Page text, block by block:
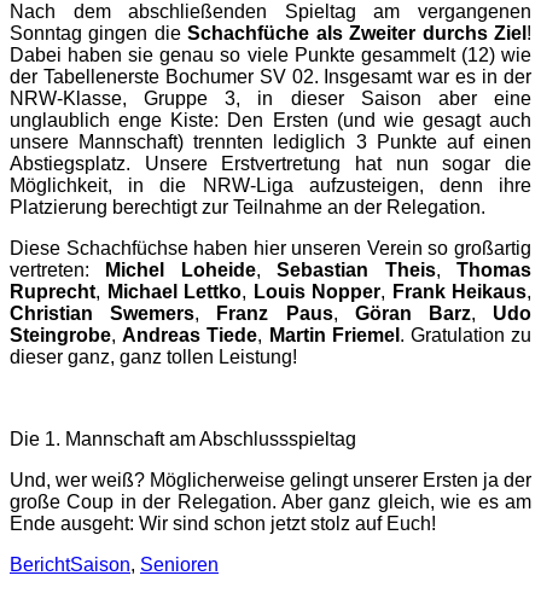
Nach dem abschließenden Spieltag am vergangenen
Sonntag gingen dieSchachfüche als Zweiter durchs Ziel !
Dabei haben sie genau so viele Punkte gesammelt (12) wie
der Tabellenerste Bochumer SV 02. Insgesamt war es in der
NRW-Klasse, Gruppe 3, in dieser Saison aber eine
unglaublich enge Kiste: Den Ersten (und wie gesagt auch
unsere Mannschaft) trennten lediglich 3 Punkte auf einen
Abstiegsplatz. Unsere Erstvertretung hat nun sogar die
Möglichkeit, in die NRW-Liga aufzusteigen, denn ihre
Platzierung berechtigt zur Teilnahme an der Relegation.
Diese Schachfüchse haben hier unseren Verein so großartig
vertreten:
Michel Loheide,Sebastian Theis,Thomas
Ruprecht, Michael Lettko, Louis Nopper, Frank Heikaus,
Christian Swemers, Franz Paus, Göran Barz, Udo
Steingrobe,Andreas Tiede, Martin Friemel . Gratulation zu
dieser ganz, ganz tollen Leistung!
Die 1. Mannschaft am Abschlussspieltag
Und, wer weiß? Möglicherweise gelingt unserer Ersten ja der
große Coup in der Relegation. Aber ganz gleich, wie es am
Ende ausgeht: Wir sind schon jetzt stolz auf Euch!
Kategorien
BerichtSchlagworte
Saison, Senioren